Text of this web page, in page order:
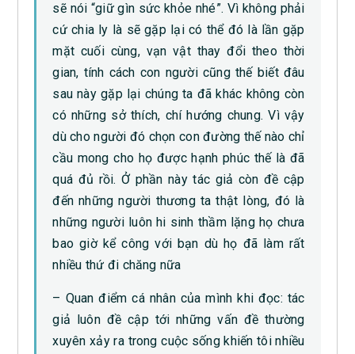
sẽ nói “giữ gìn sức khỏe nhé”. Vì không phải
cứ chia ly là sẽ gặp lại có thể đó là lần gặp
mặt cuối cùng, vạn vật thay đổi theo thời
gian, tính cách con người cũng thế biết đâu
sau này gặp lại chúng ta đã khác không còn
có những sở thích, chí hướng chung. Vì vậy
dù cho người đó chọn con đường thế nào chỉ
cầu mong cho họ được hạnh phúc thế là đã
quá đủ rồi. Ở phần này tác giả còn đề cập
đến những người thương ta thật lòng, đó là
những người luôn hi sinh thầm lặng họ chưa
bao giờ kể công với bạn dù họ đã làm rất
nhiều thứ đi chăng nữa
– Quan điểm cá nhân của mình khi đọc: tác
giả luôn đề cập tới những vấn đề thường
xuyên xảy ra trong cuộc sống khiến tôi nhiều